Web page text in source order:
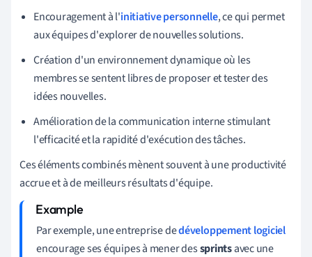
Encouragement à l'initiative personnelle, ce qui permet
aux équipes d'explorer de nouvelles solutions.
Création d'un environnement dynamique où les
membres se sentent libres de proposer et tester des
idées nouvelles.
Amélioration de la communication interne stimulant
l'efficacité et la rapidité d'exécution des tâches.
Ces éléments combinés mènent souvent à une productivité
accrue et à de meilleurs résultats d'équipe.
Par exemple, une entreprise dedéveloppement logiciel
encourage ses équipes à mener dessprintsavec une